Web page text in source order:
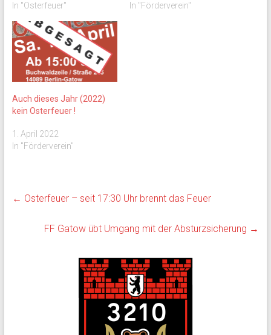
In "Osterfeuer"
In "Förderverein"
Auch dieses Jahr (2022)
kein Osterfeuer !
1. April 2022
In "Förderverein"
← Osterfeuer – seit 17:30 Uhr brennt das Feuer
FF Gatow übt Umgang mit der Absturzsicherung →